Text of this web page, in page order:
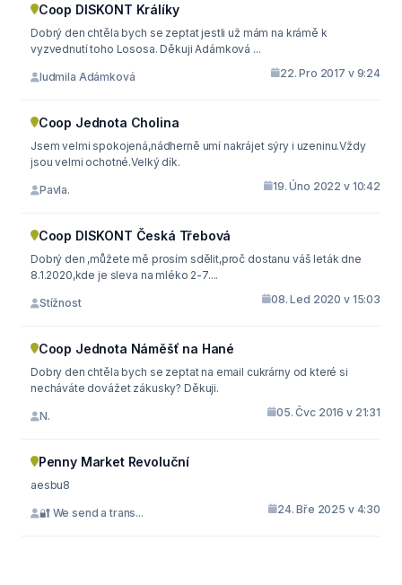
Coop DISKONT Králíky
Dobrý den chtěla bych se zeptat jestli už mám na krámě k
vyzvednutí toho Lososa. Děkuji Adámková ...
ludmila Adámková 22. Pro 2017 v 9:24
Coop Jednota Cholina
Jsem velmi spokojená,nádherně umí nakrájet sýry i uzeninu.Vždy
jsou velmi ochotné.Velký dík.
Pavla. 19. Úno 2022 v 10:42
Coop DISKONT Česká Třebová
Dobrý den ,můžete mě prosím sdělit,proč dostanu váš leták dne
8.1.2020,kde je sleva na mléko 2-7....
Stížnost 08. Led 2020 v 15:03
Coop Jednota Náměšť na Hané
Dobry den chtěla bych se zeptat na email cukrárny od které si
necháváte dovážet zákusky? Děkuji.
N. 05. Čvc 2016 v 21:31
Penny Market Revoluční
aesbu8
🔐 We send a trans... 24. Bře 2025 v 4:30